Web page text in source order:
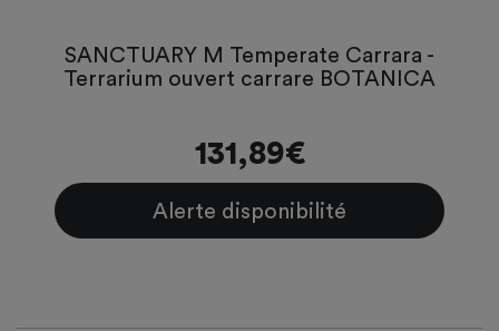
SANCTUARY M Temperate Carrara -
Terrarium ouvert carrare BOTANICA
131,89€
Alerte disponibilité